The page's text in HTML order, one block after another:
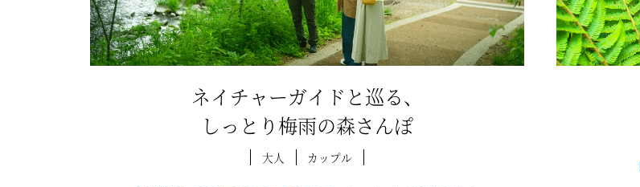
ネイチャーガイドと巡る、
しっとり梅雨の森さんぽ
大人 カップル